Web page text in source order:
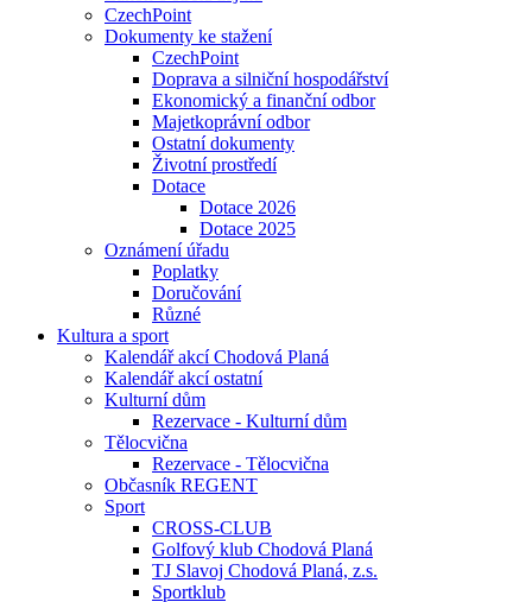
CzechPoint
Dokumenty ke stažení
CzechPoint
Doprava a silniční hospodářství
Ekonomický a finanční odbor
Majetkoprávní odbor
Ostatní dokumenty
Životní prostředí
Dotace
Dotace 2026
Dotace 2025
Oznámení úřadu
Poplatky
Doručování
Různé
Kultura a sport
Kalendář akcí Chodová Planá
Kalendář akcí ostatní
Kulturní dům
Rezervace - Kulturní dům
Tělocvična
Rezervace - Tělocvična
Občasník REGENT
Sport
CROSS-CLUB
Golfový klub Chodová Planá
TJ Slavoj Chodová Planá, z.s.
Sportklub